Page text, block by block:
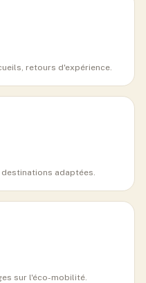
retours d'expérience.
destinations adaptées.
sur l'éco-mobilité.